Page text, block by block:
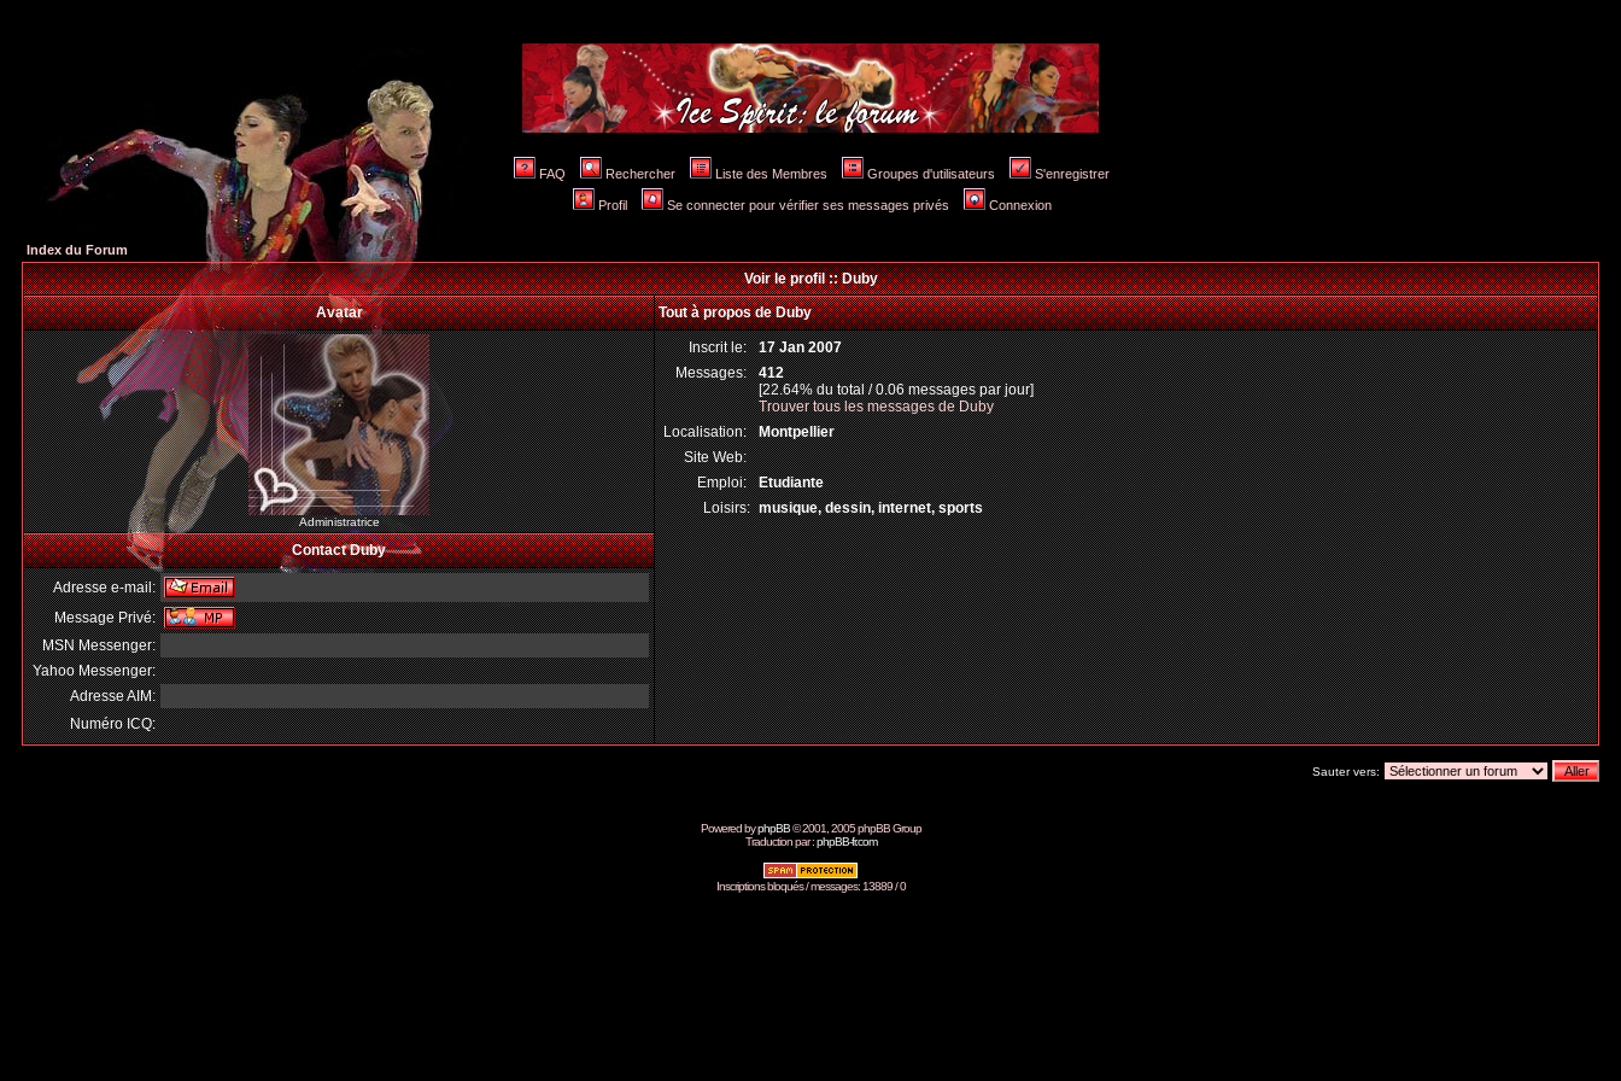
FAQ Rechercher Liste des Membres Groupes d'utilisateurs S'enregistrer
Profil Se connecter pour vérifier ses messages privés Connexion
Index du Forum
Voir le profil :: Duby
Avatar
Tout à propos de Duby
Administratrice
Inscrit le: 17 Jan 2007
Messages: 412
[22.64% du total / 0.06 messages par jour]
Trouver tous les messages de Duby
Localisation: Montpellier
Site Web:
Emploi: Etudiante
Loisirs: musique, dessin, internet, sports
Contact Duby
Adresse e-mail:
Message Privé:
MSN Messenger:
Yahoo Messenger:
Adresse AIM:
Numéro ICQ:
Sauter vers:
Powered byphpBB© 2001, 2005 phpBB Group
Traduction par :phpBB-fr.com
Inscriptions bloqués / messages: 13889 / 0